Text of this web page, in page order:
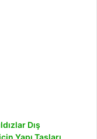
Dış
Yapı Taşları